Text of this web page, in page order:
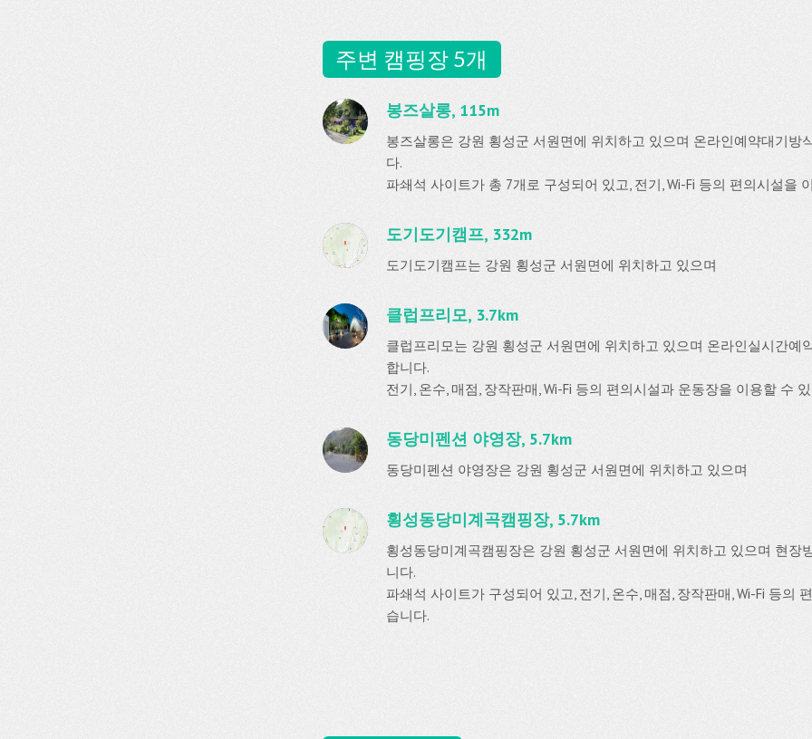
주변 캠핑장 5개
봉즈살롱, 115m
봉즈살롱은 강원 횡성군 서원면에 위치하고 있으며 온라인예약대기방
다.
파쇄석 사이트가 총 7개로 구성되어 있고, 전기, Wi-Fi 등의 편의시설을
도기도기캠프, 332m
도기도기캠프는 강원 횡성군 서원면에 위치하고 있으며
클럽프리모, 3.7km
클럽프리모는 강원 횡성군 서원면에 위치하고 있으며 온라인실시간예
합니다.
전기, 온수, 매점, 장작판매, Wi-Fi 등의 편의시설과 운동장을 이용할 수
동당미펜션 야영장, 5.7km
동당미펜션 야영장은 강원 횡성군 서원면에 위치하고 있으며
횡성동당미계곡캠핑장, 5.7km
횡성동당미계곡캠핑장은 강원 횡성군 서원면에 위치하고 있으며 현장
니다.
파쇄석 사이트가 구성되어 있고, 전기, 온수, 매점, 장작판매, Wi-Fi 등의
습니다.